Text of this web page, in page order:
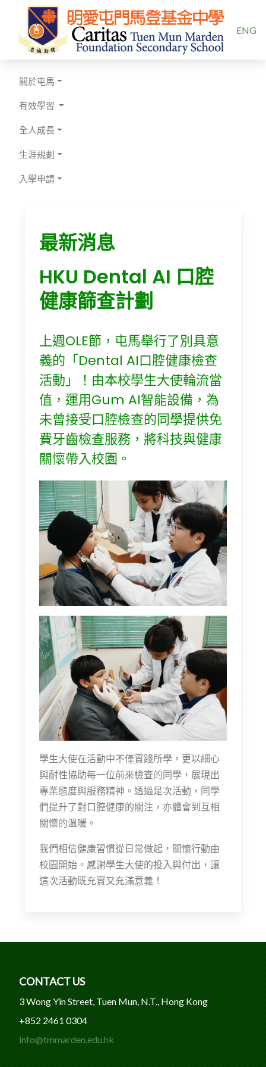
ENG
關於屯馬
有效學習
全人成長
生涯規劃
入學申請
最新消息
HKU Dental AI 口腔
健康篩查計劃
上週OLE節，屯馬舉行了別具意
義的「Dental AI口腔健康檢查
活動」！由本校學生大使輪流當
值，運用Gum AI智能設備，為
未曾接受口腔檢查的同學提供免
費牙齒檢查服務，將科技與健康
關懷帶入校園。
學生大使在活動中不僅實踐所學，更以細心
與耐性協助每一位前來檢查的同學，展現出
專業態度與服務精神。透過是次活動，同學
們提升了對口腔健康的關注，亦體會到互相
關懷的溫暖。
我們相信健康習慣從日常做起，關懷行動由
校園開始。感謝學生大使的投入與付出，讓
這次活動既充實又充滿意義！
CONTACT US
3 Wong Yin Street, Tuen Mun, N.T., Hong Kong
+852 2461 0304
info@tmmarden.edu.hk